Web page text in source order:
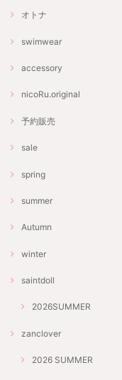
オトナ
swimwear
accessory
nicoRu.original
予約販売
sale
spring
summer
Autumn
winter
saintdoll
2026SUMMER
zanclover
2026 SUMMER